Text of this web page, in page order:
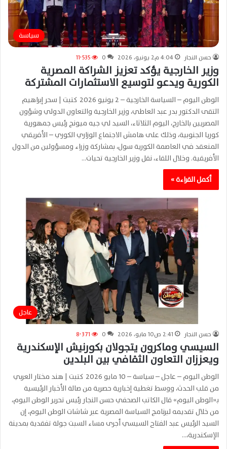
سياسة
حسن النجار 4:04 م2 يونيو، 2026 0 11٬535
وزير الخارجية يؤكد تعزيز الشراكة المصرية
الكورية ويدعو لتوسيع الاستثمارات المشتركة
الوطن اليوم – السياسة الخارجية – 2 يونيو 2026 كتبت | سحر إبراهيم
التقى الدكتور بدر عبد العاطي، وزير الخارجية والتعاون الدولي وشؤون
المصريين بالخارج، اليوم الثلاثاء، السيد لي جيه ميونج رئيس جمهورية
كوريا الجنوبية، وذلك على هامش الاجتماع الوزاري الكوري – الأفريقي
المنعقد في العاصمة الكورية سول، بمشاركة وزراء ومسؤولين من الدول
الأفريقية. وخلال اللقاء، نقل وزير الخارجية تحيات…
أكمل القراءة »
عاجل
حسن النجار 2:41 ص10 مايو، 2026 0 8٬371
السيسي وماكرون يتجولان بكورنيش الإسكندرية
ويعززان التعاون الثقافي بين البلدين
الوطن اليوم – عاجل – سياسة – 10 مايو 2026 كتبت | هند مختار العربي
من قلب الحدث، ووسط تغطية إخبارية حصرية من صالة الأخبار الرئيسية
بـ«الوطن اليوم» قال الكاتب الصحفي حسن النجار رئيس تحرير الوطن اليوم،
من خلال تقديمه لبرنامج السياسة المصرية عبر شاشات الوطن اليوم، إن
السيد الرئيس عبد الفتاح السيسي أجرى مساء السبت جولة تفقدية بمدينة
الإسكندرية،…